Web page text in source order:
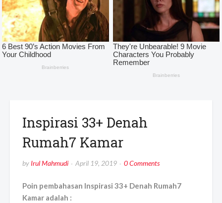
Inspirasi 33+ Denah
Rumah7 Kamar
by Irul Mahmudi April 19, 2019 0 Comments
Poin pembahasan Inspirasi 33+ Denah Rumah7
Kamar adalah :